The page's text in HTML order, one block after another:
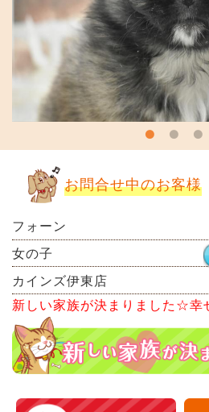
お問合せ中のお客様
フォーン
女の子
カインズ伊東店
新しい家族が決まりました☆幸